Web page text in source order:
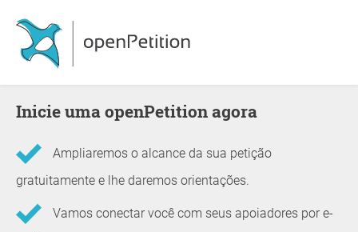
Inicie uma openPetition agora
Ampliaremos o alcance da sua petição
gratuitamente e lhe daremos orientações.
Vamos conectar você com seus apoiadores por e-